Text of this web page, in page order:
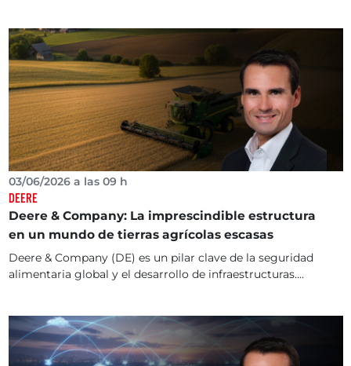
03/06/2026 a las 09 h
DEERE
Deere & Company: La imprescindible estructura
en un mundo de tierras agrícolas escasas
Deere & Company (DE) es un pilar clave de la seguridad
alimentaria global y el desarrollo de infraestructuras....